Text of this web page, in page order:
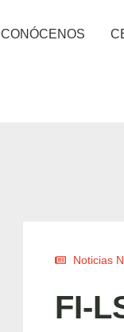
CONÓCENOS
Noticias
FI-